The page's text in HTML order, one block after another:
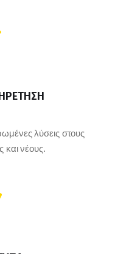
λύσεις στους
και νέους.